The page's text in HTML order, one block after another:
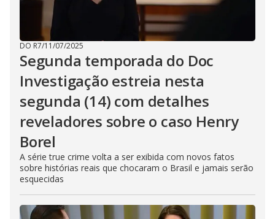
DO R7/11/07/2025
Segunda temporada do Doc
Investigação estreia nesta
segunda (14) com detalhes
reveladores sobre o caso Henry
Borel
A série true crime volta a ser exibida com novos fatos
sobre histórias reais que chocaram o Brasil e jamais serão
esquecidas